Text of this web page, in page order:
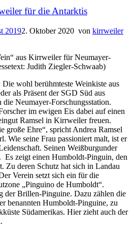
für die Antarktis
20192. Oktober 2020 von kirrweiler
aus Kirrweiler für Neumayer-
Judith Ziegler-Schwaab)
wohl berühmteste Weinkiste aus
als Präsent der SGD Süd aus
Neumayer-Forschungsstation.
im ewigen Eis dabei auf einen
Ramsel in Kirrweiler freuen.
große Ehre“, spricht Andrea Ramsel
Wie seine Frau passioniert malt, ist er
Seinen Weißburgunder
Es zeigt einen Humboldt-Pinguin, den
Zu deren Schutz hat sich in Landau
Verein setzt sich ein für die
„Pinguino de Humboldt“.
der Brillen-Pinguine. Dazu zählen die
benannten Humboldt-Pinguine, zu
Südamerikas. Hier zieht auch der